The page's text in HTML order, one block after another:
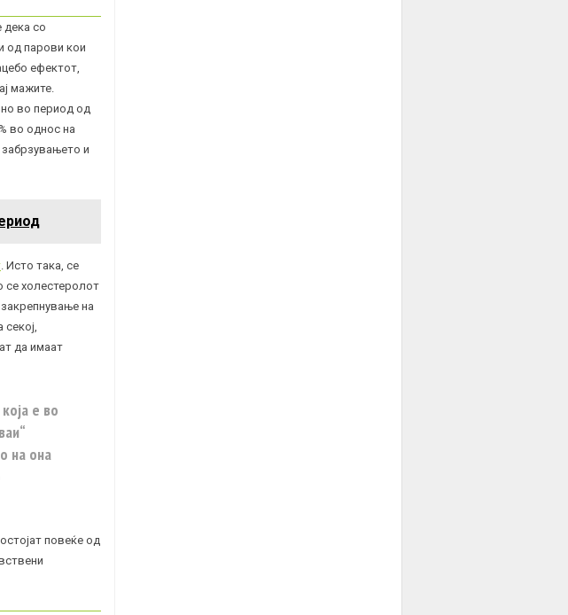
дека со
од парови кои
ефектот,
мажите.
во период од
во однос на
и
. Исто така, се
се холестеролот
на
да имаат
е во
на она
повеќе од